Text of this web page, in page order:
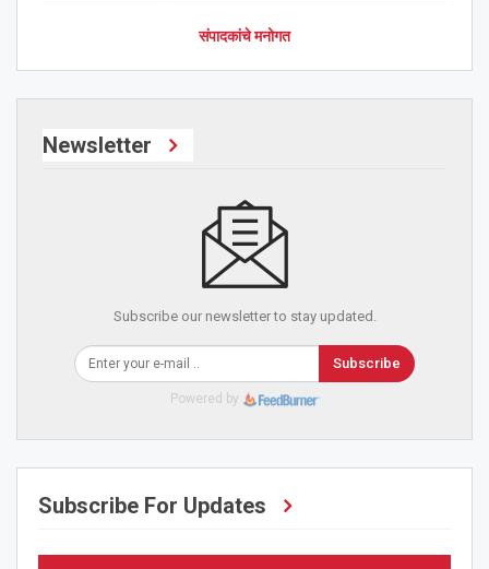
संपादकांचे मनोगत
Newsletter
Subscribe our newsletter to stay updated.
Subscribe
Powered by
Subscribe For Updates